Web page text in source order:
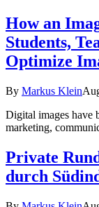
How an
Students,
Optimize
By Markus Klein
Digital images have
marketing,
Private
durch